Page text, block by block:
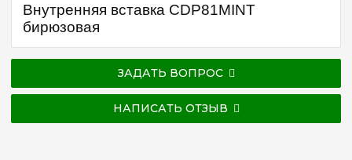
Внутренняя вставка CDP81MINT
бирюзовая
ЗАДАТЬ ВОПРОС
НАПИСАТЬ ОТЗЫВ